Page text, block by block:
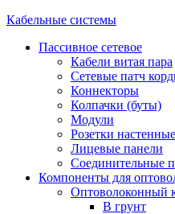
Кабельные системы
Пассивное сетевое
Кабели витая пара
Сетевые патч
Коннекторы
Колпачки (буты)
Модули
Розетки настенные
Лицевые панели
Соединительные
Компоненты для
Оптоволоконный
В грунт